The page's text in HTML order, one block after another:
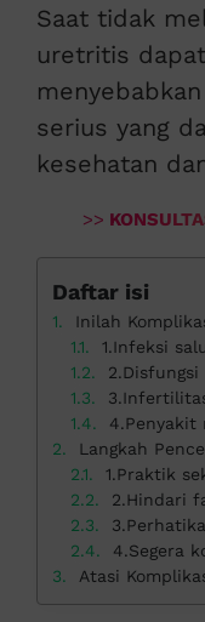
Saat tidak
uretritis
serius yang
kesehatan
>>
Daftar isi
Inilah
1.Infeksi
2.Disfungsi
4.Penyakit
Langkah
1.Praktik
2.Hindari
4.Segera
Atasi